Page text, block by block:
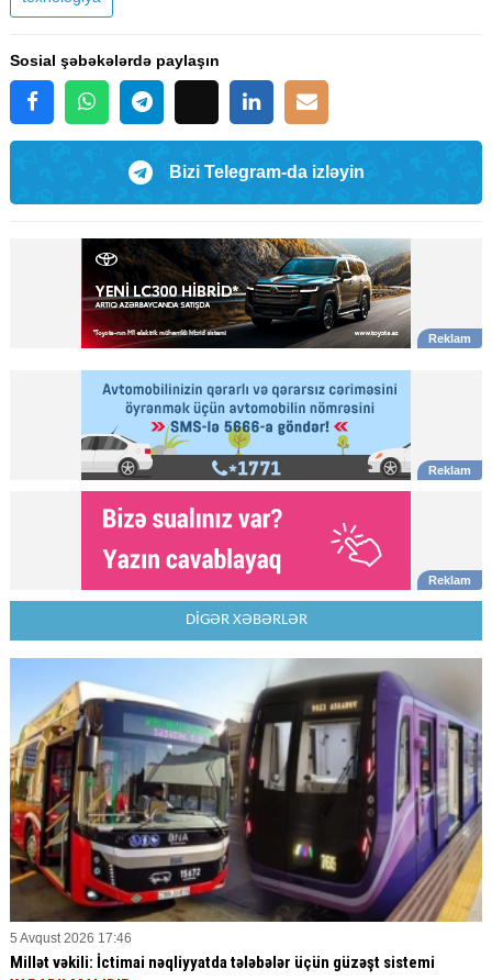
Sosial şəbəkələrdə paylaşın
Bizi Telegram-da izləyin
DİGƏR XƏBƏRLƏR
5 Avqust 2026 17:46
Millət vəkili: İctimai nəqliyyatda tələbələr üçün güzəşt sistemi